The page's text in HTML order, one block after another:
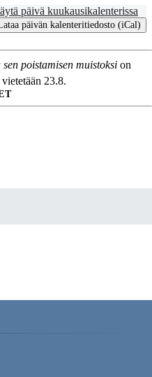
päivä kuukausikalenterissa
päivän kalenteritiedosto (iCal)
poistamisen muistoksi on
23.8.